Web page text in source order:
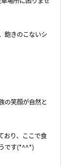
飽きのこないシ
の笑顔が自然と
おり、ここで食
です(*^^*)